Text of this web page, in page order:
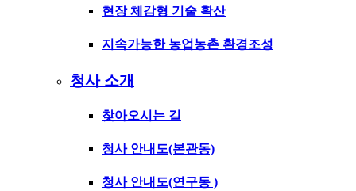
현장 체감형 기술 확산
지속가능한 농업농촌 환경조성
청사 소개
찾아오시는 길
청사 안내도(본관동)
청사 안내도(연구동 )